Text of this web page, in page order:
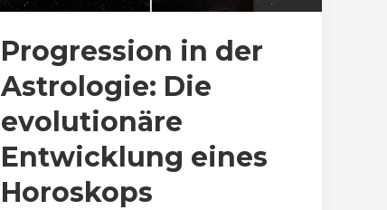
Progression in der
Astrologie: Die
evolutionäre
Entwicklung eines
Horoskops